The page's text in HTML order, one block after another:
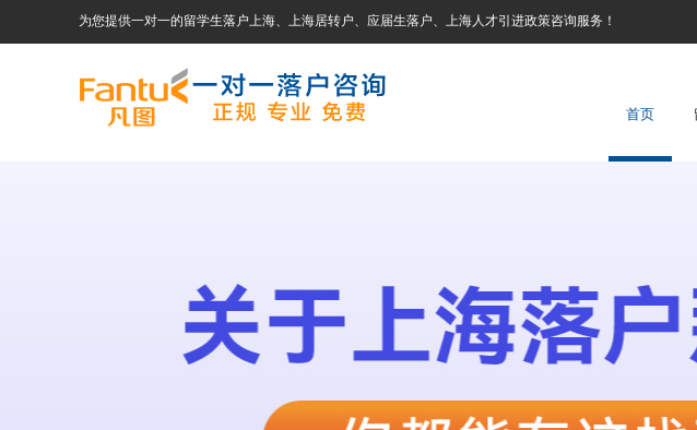
为您提供一对一的留学生落户上海、上海居转户、应届生落户、上海人才引进政策咨询服务！
首页